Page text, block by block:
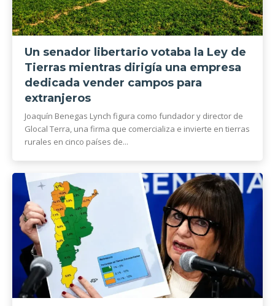
Un senador libertario votaba la Ley de
Tierras mientras dirigía una empresa
dedicada vender campos para
extranjeros
Joaquín Benegas Lynch figura como fundador y director de
Glocal Terra, una firma que comercializa e invierte en tierras
rurales en cinco países de...